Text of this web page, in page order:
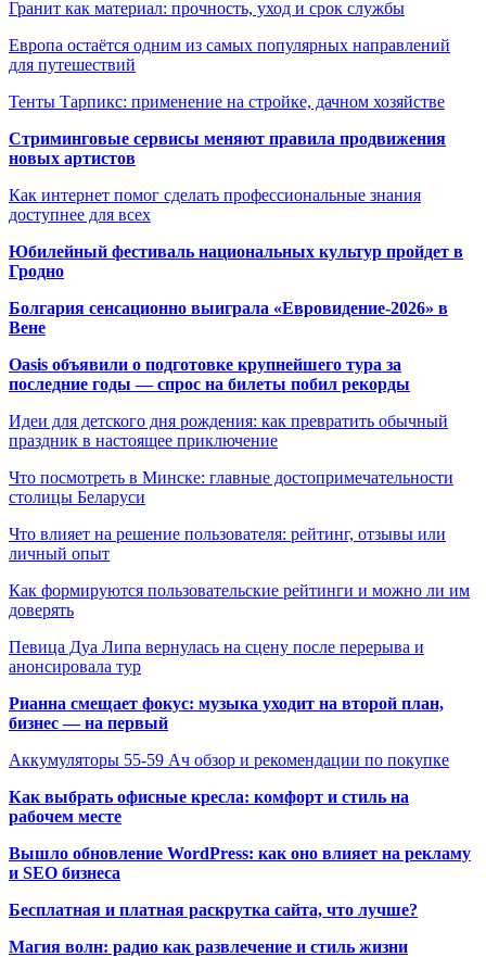
Гранит как материал: прочность, уход и срок службы
Европа остаётся одним из самых популярных направлений
для путешествий
Тенты Тарпикс: применение на стройке, дачном хозяйстве
Стриминговые сервисы меняют правила продвижения
новых артистов
Как интернет помог сделать профессиональные знания
доступнее для всех
Юбилейный фестиваль национальных культур пройдет в
Гродно
Болгария сенсационно выиграла «Евровидение-2026» в
Вене
Oasis объявили о подготовке крупнейшего тура за
последние годы — спрос на билеты побил рекорды
Идеи для детского дня рождения: как превратить обычный
праздник в настоящее приключение
Что посмотреть в Минске: главные достопримечательности
столицы Беларуси
Что влияет на решение пользователя: рейтинг, отзывы или
личный опыт
Как формируются пользовательские рейтинги и можно ли им
доверять
Певица Дуа Липа вернулась на сцену после перерыва и
анонсировала тур
Рианна смещает фокус: музыка уходит на второй план,
бизнес — на первый
Аккумуляторы 55-59 Ач обзор и рекомендации по покупке
Как выбрать офисные кресла: комфорт и стиль на
рабочем месте
Вышло обновление WordPress: как оно влияет на рекламу
и SEO бизнеса
Бесплатная и платная раскрутка сайта, что лучше?
Магия волн: радио как развлечение и стиль жизни